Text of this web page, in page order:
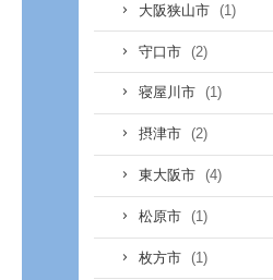
大阪狭山市 (1)
守口市 (2)
寝屋川市 (1)
摂津市 (2)
東大阪市 (4)
松原市 (1)
枚方市 (1)